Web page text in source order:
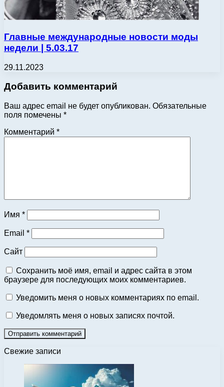
Главные международные новости моды
недели | 5.03.17
29.11.2023
Добавить комментарий
Ваш адрес email не будет опубликован. Обязательные
поля помечены *
Комментарий *
Имя *
Email *
Сайт
Сохранить моё имя, email и адрес сайта в этом
браузере для последующих моих комментариев.
Уведомить меня о новых комментариях по email.
Уведомлять меня о новых записях почтой.
Свежие записи